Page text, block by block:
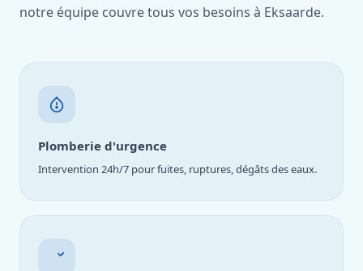
notre équipe couvre tous vos besoins à Eksaarde.
Plomberie d'urgence
Intervention 24h/7 pour fuites, ruptures, dégâts des eaux.